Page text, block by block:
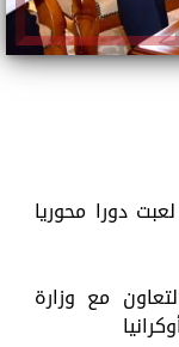
دورا محوريا
مع وزارة